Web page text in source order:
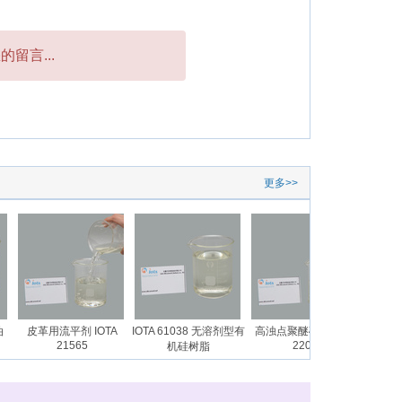
留言...
更多>>
皮革用流平剂 IOTA
21565
IOTA 61038 无溶剂型有
机硅树脂
高浊点聚醚硅油 IOTA
2204